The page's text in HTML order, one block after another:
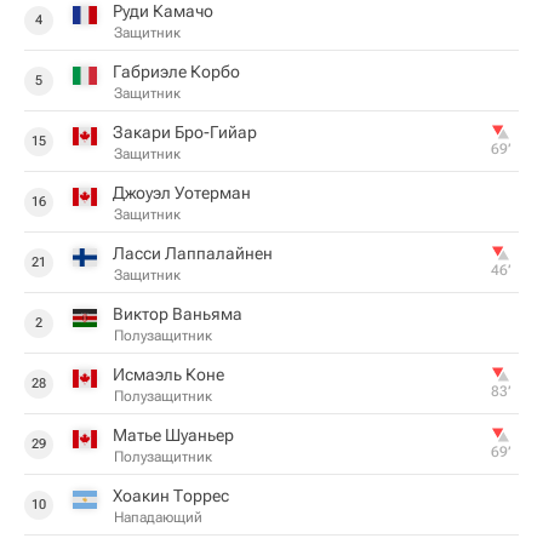
4 Руди Камачо
Защитник
5 Габриэле Корбо
Защитник
15 Закари Бро-Гийар
Защитник 69‎’‎
16 Джоуэл Уотерман
Защитник
21 Ласси Лаппалайнен
Защитник 46‎’‎
2 Виктор Ваньяма
Полузащитник
28 Исмаэль Коне
Полузащитник 83‎’‎
29 Матье Шуаньер
Полузащитник 69‎’‎
10 Хоакин Торрес
Нападающий